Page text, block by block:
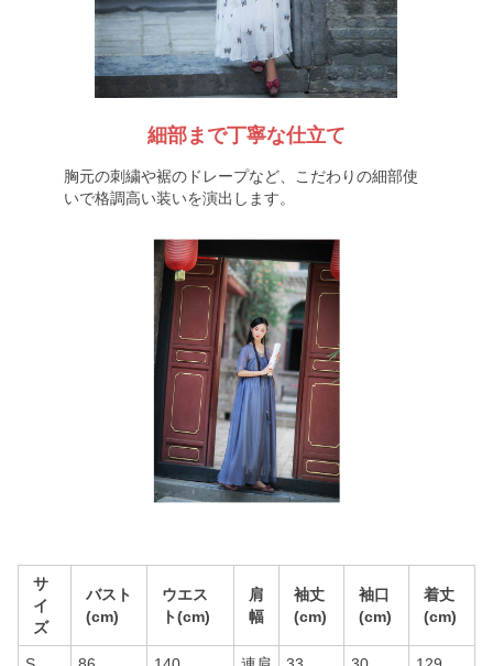
細部まで丁寧な仕立て
胸元の刺繍や裾のドレープなど、こだわりの細部使
いで格調高い装いを演出します。
サ
イ
ズ
バスト
(cm)
ウエス
ト(cm)
肩
幅
袖丈
(cm)
袖口
(cm)
着丈
(cm)